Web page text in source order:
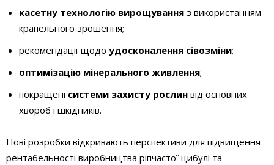
касетну технологію вирощування з використанням
крапельного зрошення;
рекомендації щодо удосконалення сівозміни;
оптимізацію мінерального живлення;
покращені системи захисту рослин від основних
хвороб і шкідників.
Нові розробки відкривають перспективи для підвищення
рентабельності виробництва ріпчастої цибулі та